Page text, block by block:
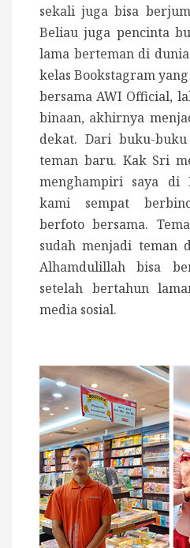
sekali juga bisa
Beliau juga pencinta
lama berteman di
kelas Bookstagram
bersama AWI Official,
binaan, akhirnya
dekat. Dari buku-
teman baru. Kak Sri
menghampiri saya di
kami sempat
berfoto bersama.
sudah menjadi teman
Alhamdulillah bisa
setelah bertahun
media sosial.